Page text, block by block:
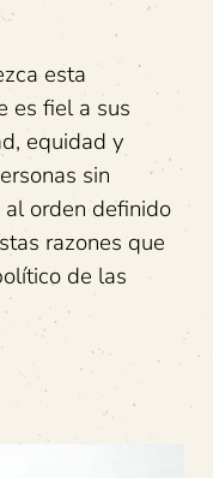
esta
es fiel a sus
equidad y
sin
orden definido
razones que
de las